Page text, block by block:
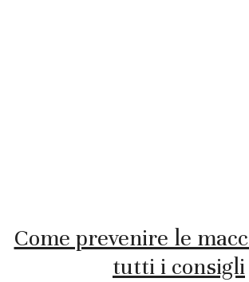
Come prevenire le
tutti i consigli